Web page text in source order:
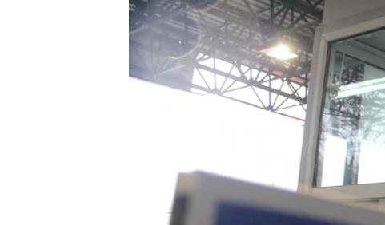
КРЫМ.НЕПОКОРЕННЫЙ
УКРАИНСКАЯ ПРОБЛЕМА КРЫМА